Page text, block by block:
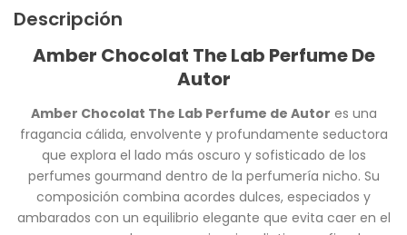
Descripción
Amber Chocolat The Lab Perfume De
Autor
Amber Chocolat The Lab Perfume de Autor es una
fragancia cálida, envolvente y profundamente seductora
que explora el lado más oscuro y sofisticado de los
perfumes gourmand dentro de la perfumería nicho. Su
composición combina acordes dulces, especiados y
ambarados con un equilibrio elegante que evita caer en el